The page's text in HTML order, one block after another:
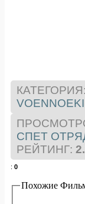
КАТЕГОРИЯ:
СПЕТ
РЕЙТИНГ:
: 0
Похожие